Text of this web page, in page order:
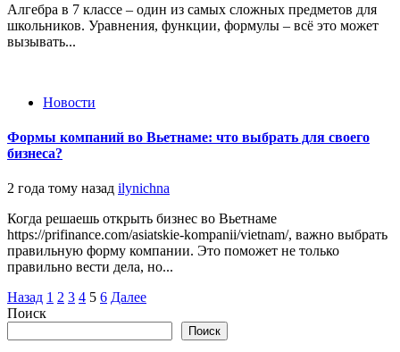
Алгебра в 7 классе – один из самых сложных предметов для
школьников. Уравнения, функции, формулы – всё это может
вызывать...
Новости
Формы компаний во Вьетнаме: что выбрать для своего
бизнеса?
2 года тому назад ilynichna
Когда решаешь открыть бизнес во Вьетнаме
https://prifinance.com/asiatskie-kompanii/vietnam/, важно выбрать
правильную форму компании. Это поможет не только
правильно вести дела, но...
Пагинация
записей
Назад 1 2 3 4 5 6 Далее
Поиск
Поиск